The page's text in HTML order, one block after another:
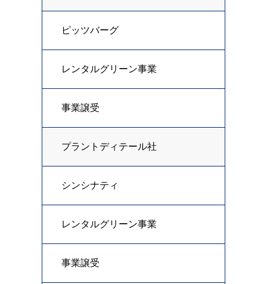
ピッツバーグ
レンタルグリーン事業
事業譲受
プラントディテール社
シンシナティ
レンタルグリーン事業
事業譲受